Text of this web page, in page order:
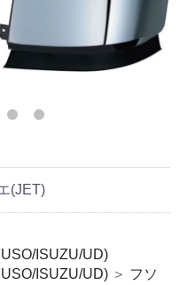
(JET)
ISUZU/UD)
ISUZU/UD) ＞ フソ